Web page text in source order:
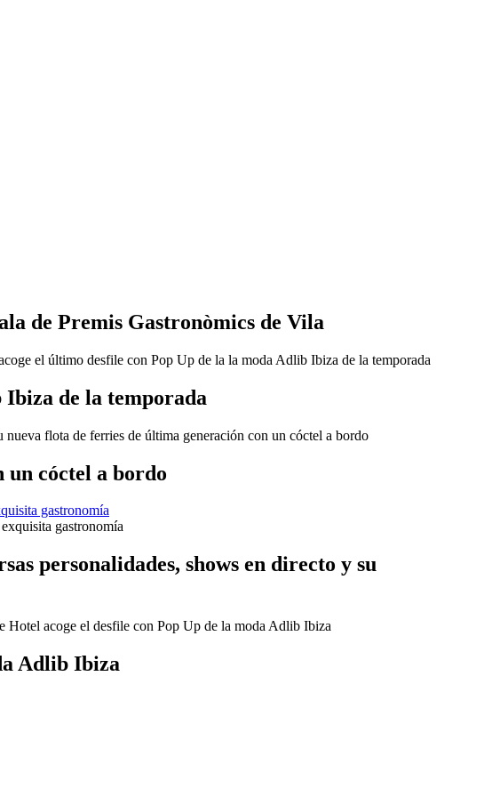
de Premis Gastronòmics de Vila
Ibiza de la temporada
un cóctel a bordo
gastronomía
personalidades, shows en directo y su
Adlib Ibiza